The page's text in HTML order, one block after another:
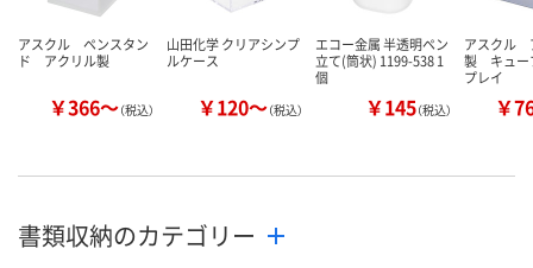
アスクル ペンスタン
ド アクリル製
￥366～（税込）
山田化学 クリアシンプ
ルケース
￥120～（税込）
エコー金属 半透明ペン
立て(筒状) 1199-538 1
個
￥145（税込）
アスクル
製 キュー
プレイ
￥
書類収納のカテゴリー